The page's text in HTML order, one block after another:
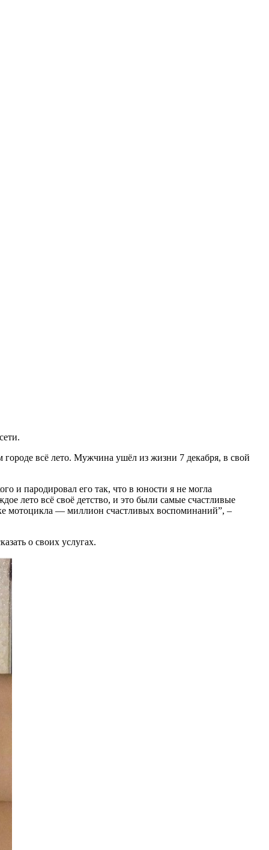
городе всё лето. Мужчина ушёл из жизни 7 декабря, в свой
и пародировал его так, что в юности я не могла
лето всё своё детство, и это были самые счастливые
мотоцикла — миллион счастливых воспоминаний”, –
о своих услугах.